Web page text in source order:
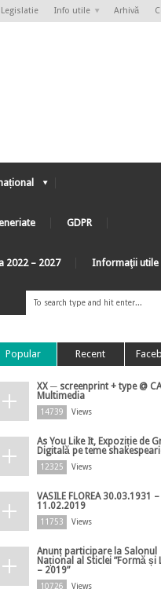
Legislatie Info utile Arhivă
GDPR
2022 – 2027 Informaţii utile
Popular Recent
XX ─ screenprint + type @
Multimedia
14739 Views
As You Like It, Expoziție de
Digitală pe teme
12325 Views
VASILE FLOREA 30.03.1931 –
11.02.2019
11753 Views
Anunț participare la Salonul
Național al Sticlei ”Formă și
– 2019”
10726 Views